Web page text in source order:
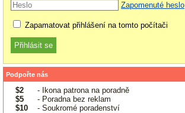
Zapomenuté heslo
Zapamatovat přihlášení na tomto počítači
Podpořte nás
$2
- Ikona patrona na poradně
$5
- Poradna bez reklam
$10
- Soukromé poradenství